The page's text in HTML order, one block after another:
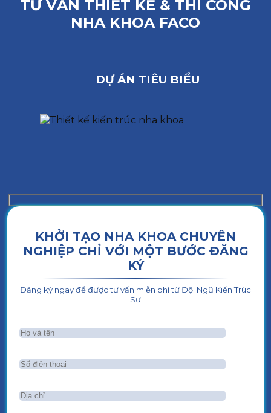
TƯ VẤN THIẾT KẾ & THI CÔNG
NHA KHOA FACO
DỰ ÁN TIÊU BIỂU
KHỞI TẠO NHA KHOA CHUYÊN
NGHIỆP CHỈ VỚI MỘT BƯỚC ĐĂNG
KÝ
Đăng ký ngay để được tư vấn miễn phí từ Đội Ngũ Kiến Trúc
Sư